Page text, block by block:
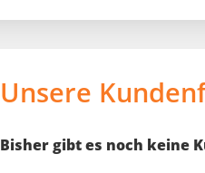
Unsere
Bisher gibt es noch keine